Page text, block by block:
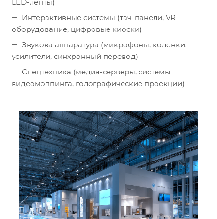
LED-ленты)
Интерактивные системы (тач-панели, VR-
оборудование, цифровые киоски)
Звукова аппаратура (микрофоны, колонки,
усилители, синхронный перевод)
Спецтехника (медиа-серверы, системы
видеомэппинга, голографические проекции)